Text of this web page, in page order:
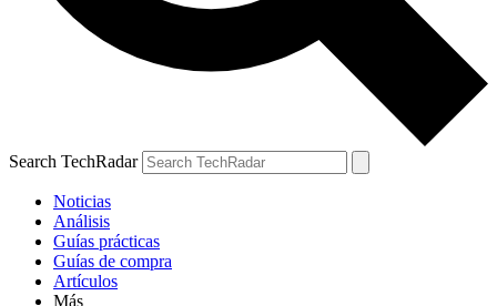
Search TechRadar
Noticias
Análisis
Guías prácticas
Guías de compra
Artículos
Más